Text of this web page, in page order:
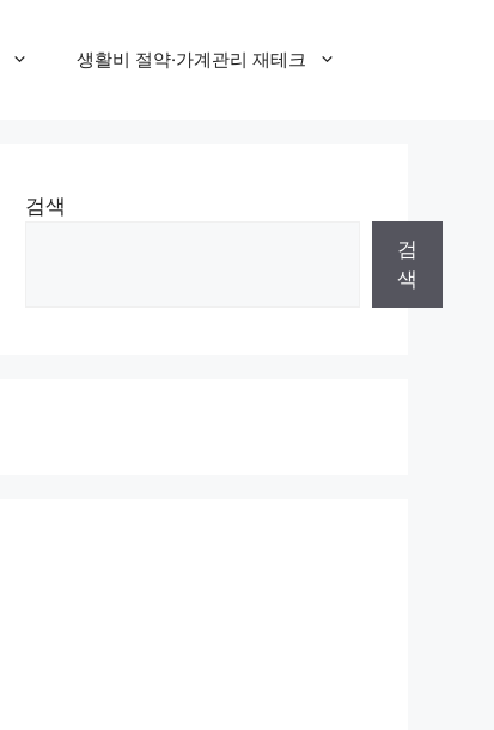
생활비 절약·가계관리 재테크
검색
검
색